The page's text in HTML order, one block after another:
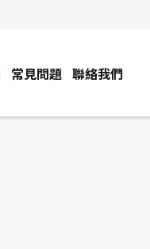
常見問題 聯絡我們